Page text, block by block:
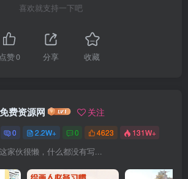
喜欢就支持一下吧
点赞0 分享 收藏
免费资源网 关注
0 2.2W+ 0 4623 131W+
这家伙很懒，什么都没有写...